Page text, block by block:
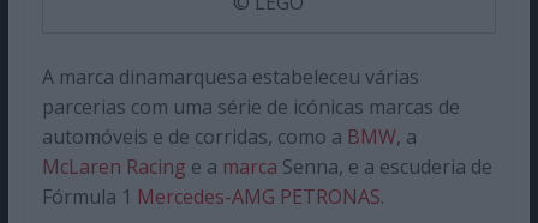
A marca dinamarquesa estabeleceu várias
parcerias com uma série de icónicas marcas de
automóveis e de corridas, como a BMW, a
McLaren Racing e a marca Senna, e a escuderia de
Fórmula 1 Mercedes-AMG PETRONAS.